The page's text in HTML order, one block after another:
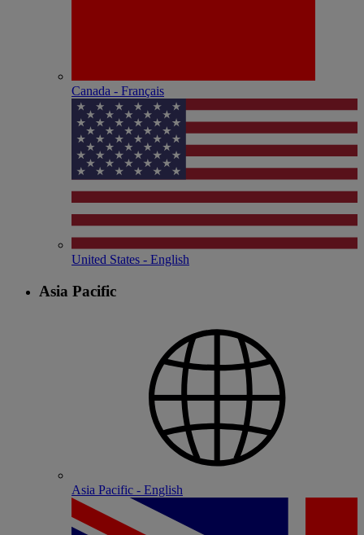
Canada - Français
United States - English
Asia Pacific
Asia Pacific - English